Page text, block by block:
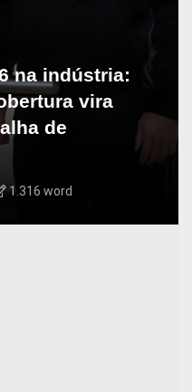
na indústria:
vira
de
1.316 word